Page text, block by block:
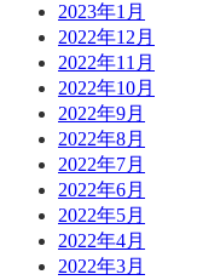
2023年1月
2022年12月
2022年11月
2022年10月
2022年9月
2022年8月
2022年7月
2022年6月
2022年5月
2022年4月
2022年3月